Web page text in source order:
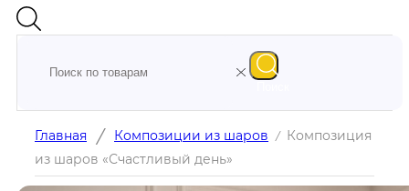
Главная / Композиции из шаров / Композиция
из шаров «Счастливый день»